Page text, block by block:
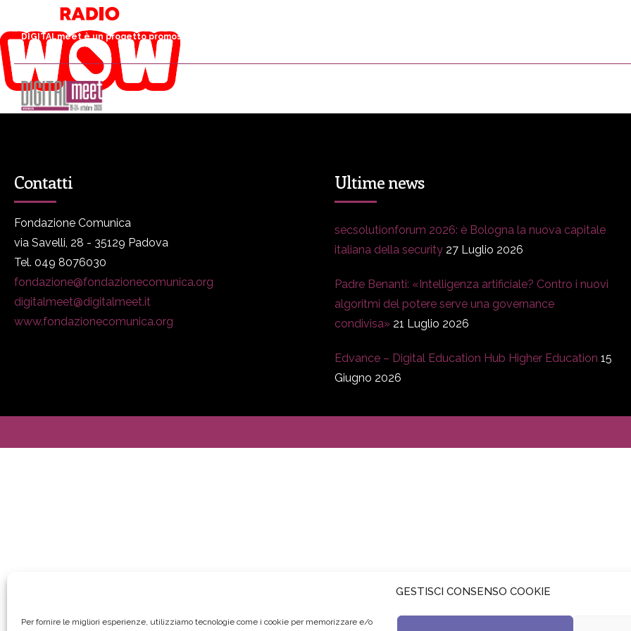
GESTISCI CONSENSO COOKIE
Per fornire le migliori esperienze, utilizziamo tecnologie come i cookie per memorizzare e/o
DIGITALmeet è un progetto promosso da Fondazione Comunica
DM
Contatti
Fondazione Comunica
via Savelli, 28 - 35129 Padova
Tel. 049 8076030
fondazione@fondazionecomunica.org
digitalmeet@digitalmeet.it
www.fondazionecomunica.org
Ultime news
secsolutionforum 2026: è Bologna la nuova capitale
italiana della security 27 Luglio 2026
Padre Benanti: «Intelligenza artificiale? Contro i nuovi
algoritmi del potere serve una governance
condivisa» 21 Luglio 2026
Edvance – Digital Education Hub Higher Education 15
Giugno 2026